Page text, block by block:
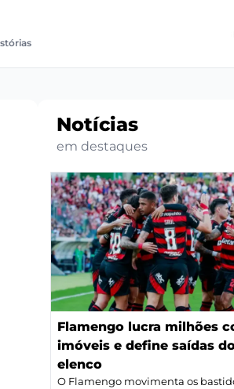
Notícias
em destaques
Flamengo lucra milhões
imóveis e define saídas
elenco
O Flamengo movimenta os